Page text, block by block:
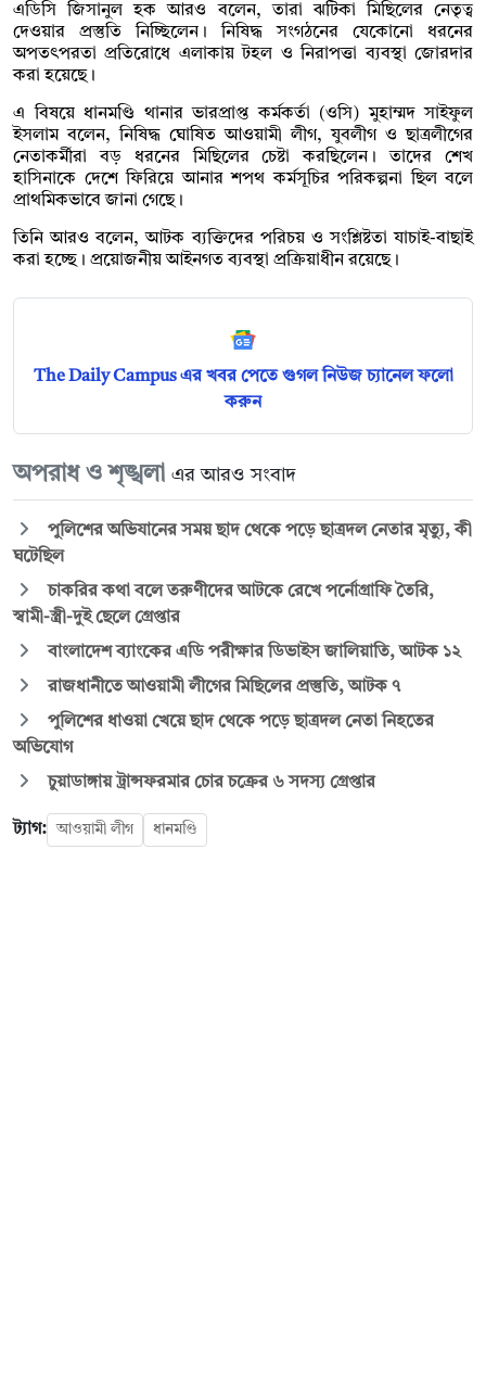
এডিসি জিসানুল হক আরও বলেন, তারা ঝটিকা মিছিলের নেতৃত্ব
দেওয়ার প্রস্তুতি নিচ্ছিলেন। নিষিদ্ধ সংগঠনের যেকোনো ধরনের
অপতৎপরতা প্রতিরোধে এলাকায় টহল ও নিরাপত্তা ব্যবস্থা জোরদার
করা হয়েছে।
এ বিষয়ে ধানমণ্ডি থানার ভারপ্রাপ্ত কর্মকর্তা (ওসি) মুহাম্মদ সাইফুল
ইসলাম বলেন, নিষিদ্ধ ঘোষিত আওয়ামী লীগ, যুবলীগ ও ছাত্রলীগের
নেতাকর্মীরা বড় ধরনের মিছিলের চেষ্টা করছিলেন। তাদের শেখ
হাসিনাকে দেশে ফিরিয়ে আনার শপথ কর্মসূচির পরিকল্পনা ছিল বলে
প্রাথমিকভাবে জানা গেছে।
তিনি আরও বলেন, আটক ব্যক্তিদের পরিচয় ও সংশ্লিষ্টতা যাচাই-বাছাই
করা হচ্ছে। প্রয়োজনীয় আইনগত ব্যবস্থা প্রক্রিয়াধীন রয়েছে।
The Daily Campus এর খবর পেতে গুগল নিউজ চ্যানেল ফলো
করুন
অপরাধ ও শৃঙ্খলা এর আরও সংবাদ
পুলিশের অভিযানের সময় ছাদ থেকে পড়ে ছাত্রদল নেতার মৃত্যু, কী
ঘটেছিল
চাকরির কথা বলে তরুণীদের আটকে রেখে পর্নোগ্রাফি তৈরি,
স্বামী-স্ত্রী-দুই ছেলে গ্রেপ্তার
বাংলাদেশ ব্যাংকের এডি পরীক্ষার ডিভাইস জালিয়াতি, আটক ১২
রাজধানীতে আওয়ামী লীগের মিছিলের প্রস্তুতি, আটক ৭
পুলিশের ধাওয়া খেয়ে ছাদ থেকে পড়ে ছাত্রদল নেতা নিহতের
অভিযোগ
চুয়াডাঙ্গায় ট্রান্সফরমার চোর চক্রের ৬ সদস্য গ্রেপ্তার
ট্যাগ: আওয়ামী লীগ ধানমণ্ডি